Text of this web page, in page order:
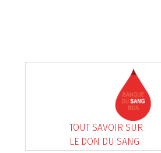
TOUT SAVOIR SUR
LE DON DU SANG